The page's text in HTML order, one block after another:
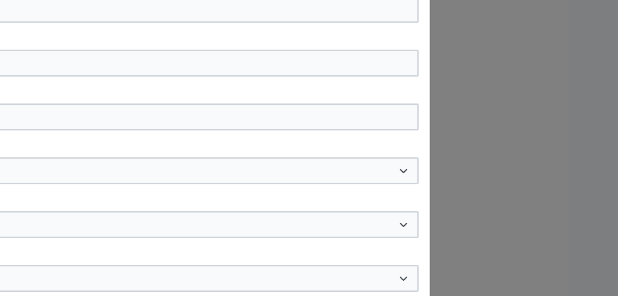
Piano
a 27 milioni per
milioni di euro alle...
ENEA 20 consigli
usi più razionali;...